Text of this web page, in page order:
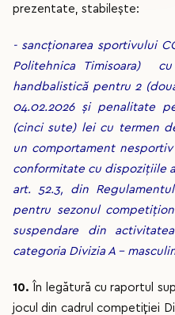
prezentate, stabilește:
- sancționarea sportivului
Politehnica Timisoara)
handbalistică pentru 2
04.02.2026 și penalitate
(cinci sute) lei cu termen
un comportament
conformitate cu dispozițiile
art. 52.3, din
pentru sezonul
suspendare din
categoria Divizia A –
10. În legătură cu raportul
jocul din cadrul competiției